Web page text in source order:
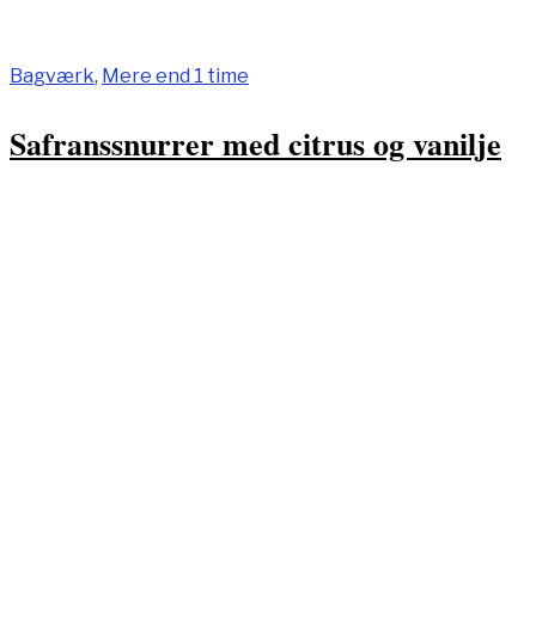
Bagværk, Mere end 1 time
Safranssnurrer med citrus og vanilje